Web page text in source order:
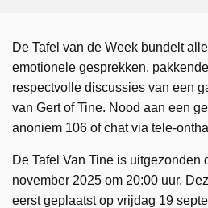
De Tafel van de Week bundelt
emotionele gesprekken,
respectvolle discussies van een
van Gert of Tine. Nood aan een
anoniem 106 of chat via tele-
De Tafel Van Tine is uitgezonden
november 2025 om 20:00 uur.
eerst geplaatst op vrijdag 19